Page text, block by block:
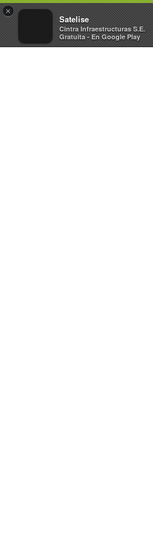
×
Satelise
Cintra Infraestructuras S.E.
Gratuita - En Google Play